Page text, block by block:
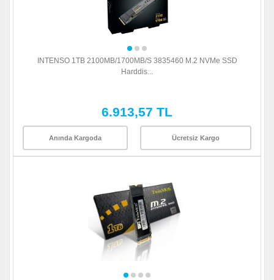
INTENSO 1TB 2100MB/1700MB/S 3835460 M.2 NVMe SSD
Harddis...
6.913,57 TL
Anında Kargoda Ücretsiz Kargo